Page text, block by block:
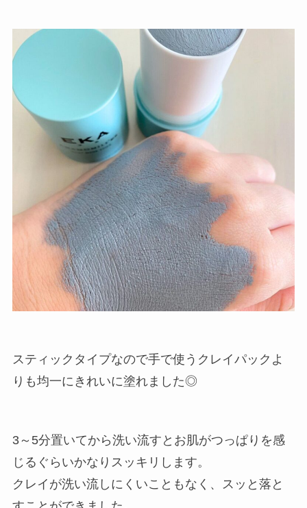
スティックタイプなので手で使うクレイパックよ
りも均一にきれいに塗れました◎
3～5分置いてから洗い流すとお肌がつっぱりを感
じるぐらいかなりスッキリします。
クレイが洗い流しにくいこともなく、スッと落と